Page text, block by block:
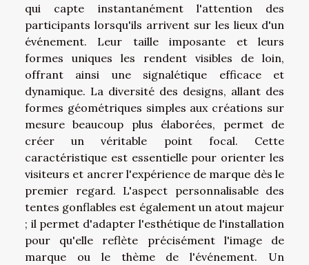
qui capte instantanément l'attention des
participants lorsqu'ils arrivent sur les lieux d'un
événement. Leur taille imposante et leurs
formes uniques les rendent visibles de loin,
offrant ainsi une signalétique efficace et
dynamique. La diversité des designs, allant des
formes géométriques simples aux créations sur
mesure beaucoup plus élaborées, permet de
créer un véritable point focal. Cette
caractéristique est essentielle pour orienter les
visiteurs et ancrer l'expérience de marque dès le
premier regard. L'aspect personnalisable des
tentes gonflables est également un atout majeur
; il permet d'adapter l'esthétique de l'installation
pour qu'elle reflète précisément l'image de
marque ou le thème de l'événement. Un